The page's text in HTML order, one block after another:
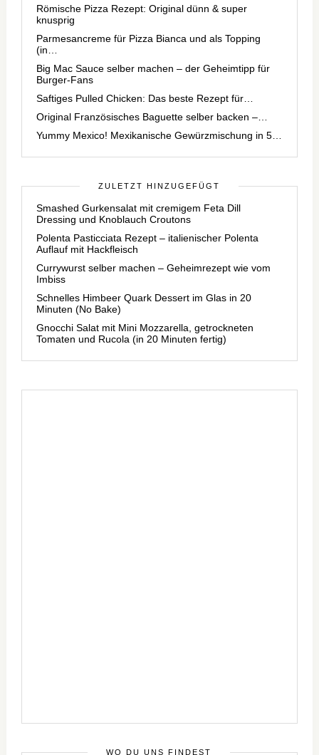
Römische Pizza Rezept: Original dünn & super
knusprig
Parmesancreme für Pizza Bianca und als Topping
(in…
Big Mac Sauce selber machen – der Geheimtipp für
Burger-Fans
Saftiges Pulled Chicken: Das beste Rezept für…
Original Französisches Baguette selber backen –…
Yummy Mexico! Mexikanische Gewürzmischung in 5…
ZULETZT HINZUGEFÜGT
Smashed Gurkensalat mit cremigem Feta Dill
Dressing und Knoblauch Croutons
Polenta Pasticciata Rezept – italienischer Polenta
Auflauf mit Hackfleisch
Currywurst selber machen – Geheimrezept wie vom
Imbiss
Schnelles Himbeer Quark Dessert im Glas in 20
Minuten (No Bake)
Gnocchi Salat mit Mini Mozzarella, getrockneten
Tomaten und Rucola (in 20 Minuten fertig)
WO DU UNS FINDEST